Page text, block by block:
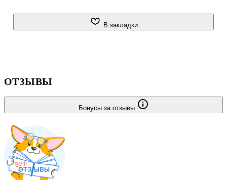
несовершеннолетних, сотрудникам КДН и всем, кто работает с
В закладки
ОТЗЫВЫ
Бонусы за отзывы